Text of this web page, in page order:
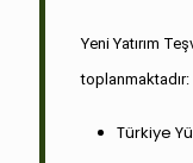
Yeni Yatırım
toplanmaktadır:
Türkiye